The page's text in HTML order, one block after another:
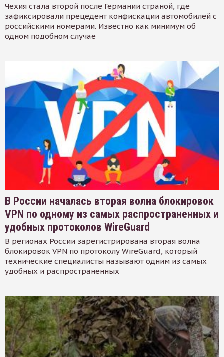
Чехия стала второй после Германии страной, где
зафиксировали прецедент конфискации автомобилей с
российскими номерами. Известно как минимум об
одном подобном случае
В России началась вторая волна блокировок
VPN по одному из самых распространенных и
удобных протоколов WireGuard
В регионах России зарегистрирована вторая волна
блокировок VPN по протоколу WireGuard, который
технические специалисты называют одним из самых
удобных и распространенных